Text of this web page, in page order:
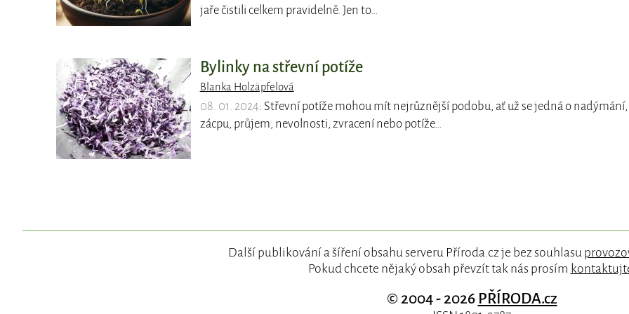
jaře čistili celkem pravidelně. Jen to…
Bylinky na střevní potíže
Blanka Holzäpfelová
08. 01. 2024: Střevní potíže mohou mít nejrůznější podobu, ať už se jedná o nadýmání,
zácpu, průjem, nevolnosti, zvracení nebo potíže…
Další publikování a šíření obsahu serveru Příroda.cz je bez souhlasu
Pokud chcete nějaký obsah převzít tak nás prosím
© 2004 - 2026 PŘÍRODA.cz